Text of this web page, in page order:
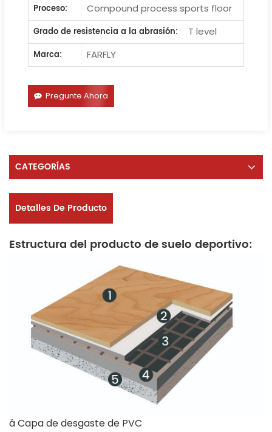
Proceso:
Compound process sports floor
Grado de resistencia a la abrasión:
T level
Marca:
FARFLY
Pregunte Ahora
CATEGORÍAS
Detalles De Producto
Estructura del producto de suelo deportivo:
â Capa de desgaste de PVC